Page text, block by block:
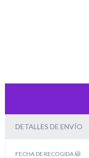
DETALLES DE ENVÍO
FECHA DE RECOGIDA